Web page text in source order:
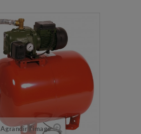
Agrandir l'image